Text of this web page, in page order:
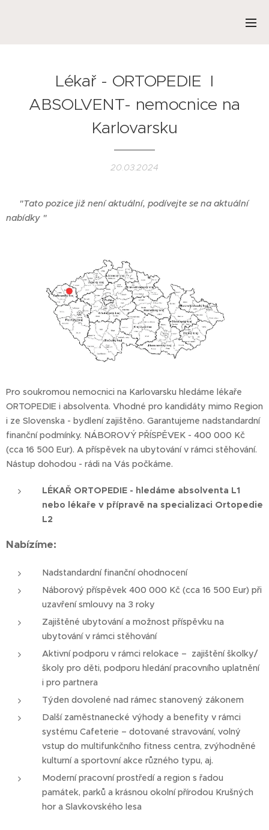
Lékař - ORTOPEDIE I
ABSOLVENT- nemocnice na
Karlovarsku
20.03.2024
"Tato pozice již není aktuální, podívejte se na aktuální
nabídky "
Pro soukromou nemocnici na Karlovarsku hledáme lékaře
ORTOPEDIE i absolventa. Vhodné pro kandidáty mimo Region
i ze Slovenska - bydlení zajištěno. Garantujeme nadstandardní
finanční podmínky. NÁBOROVÝ PŘÍSPĚVEK - 400 000 Kč
(cca 16 500 Eur). A příspěvek na ubytování v rámci stěhování.
Nástup dohodou - rádi na Vás počkáme.
LÉKAŘ ORTOPEDIE - hledáme absolventa L1
nebo lékaře v přípravě na specializaci Ortopedie
L2
Nabízíme:
Nadstandardní finanční ohodnocení
Náborový příspěvek 400 000 Kč (cca 16 500 Eur) při
uzavření smlouvy na 3 roky
Zajištěné ubytování a možnost příspěvku na
ubytování v rámci stěhování
Aktivní podporu v rámci relokace – zajištění školky/
školy pro děti, podporu hledání pracovního uplatnění
i pro partnera
Týden dovolené nad rámec stanovený zákonem
Další zaměstnanecké výhody a benefity v rámci
systému Cafeterie – dotované stravování, volný
vstup do multifunkčního fitness centra, zvýhodněné
kulturní a sportovní akce různého typu, aj.
Moderní pracovní prostředí a region s řadou
památek, parků a krásnou okolní přírodou Krušných
hor a Slavkovského lesa